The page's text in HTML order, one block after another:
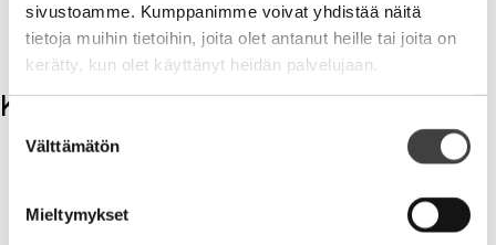
sivustoamme. Kumppanimme voivat yhdistää näitä
tietoja muihin tietoihin, joita olet antanut heille tai joita on
kerätty, kun olet käyttänyt heidän palvelujaan.
valinta
Välttämätön
Mieltymykset
Kommentit
Kirjoita kommentti
Aihe